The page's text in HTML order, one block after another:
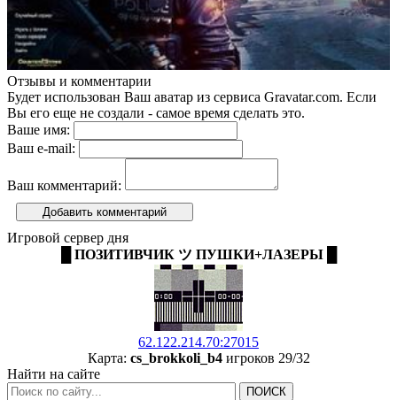
Отзывы и комментарии
Будет использован Ваш аватар из сервиса Gravatar.com. Если
Вы его еще не создали - самое время сделать это.
Ваше имя:
Ваш e-mail:
Ваш комментарий:
Добавить комментарий
Игровой сервер дня
█ ПОЗИТИВЧИК ツ ПУШКИ+ЛАЗЕРЫ █
62.122.214.70:27015
Карта: cs_brokkoli_b4игроков 29/32
Найти на сайте